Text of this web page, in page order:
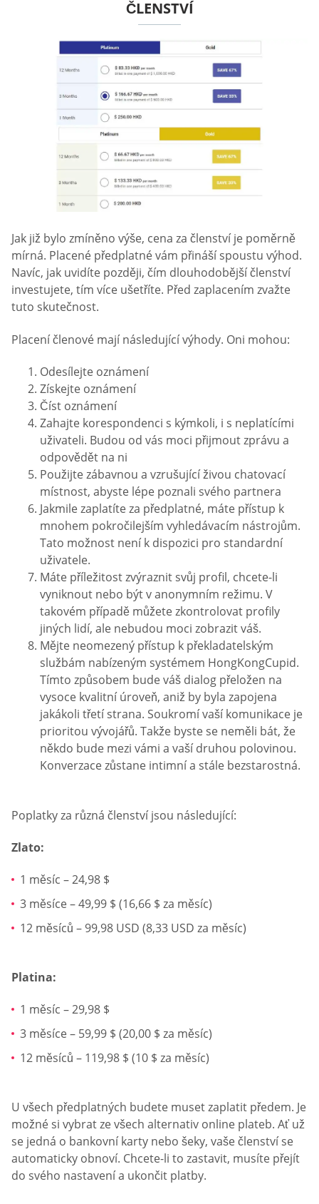
ČLENSTVÍ
Jak již bylo zmíněno výše, cena za členství je poměrně
mírná. Placené předplatné vám přináší spoustu výhod.
Navíc, jak uvidíte později, čím dlouhodobější členství
investujete, tím více ušetříte. Před zaplacením zvažte
tuto skutečnost.
Placení členové mají následující výhody. Oni mohou:
Odesílejte oznámení
Získejte oznámení
Číst oznámení
Zahajte korespondenci s kýmkoli, i s neplatícími
uživateli. Budou od vás moci přijmout zprávu a
odpovědět na ni
Použijte zábavnou a vzrušující živou chatovací
místnost, abyste lépe poznali svého partnera
Jakmile zaplatíte za předplatné, máte přístup k
mnohem pokročilejším vyhledávacím nástrojům.
Tato možnost není k dispozici pro standardní
uživatele.
Máte příležitost zvýraznit svůj profil, chcete-li
vyniknout nebo být v anonymním režimu. V
takovém případě můžete zkontrolovat profily
jiných lidí, ale nebudou moci zobrazit váš.
Mějte neomezený přístup k překladatelským
službám nabízeným systémem HongKongCupid.
Tímto způsobem bude váš dialog přeložen na
vysoce kvalitní úroveň, aniž by byla zapojena
jakákoli třetí strana. Soukromí vaší komunikace je
prioritou vývojářů. Takže byste se neměli bát, že
někdo bude mezi vámi a vaší druhou polovinou.
Konverzace zůstane intimní a stále bezstarostná.
Poplatky za různá členství jsou následující:
Zlato:
1 měsíc – 24,98 $
3 měsíce – 49,99 $ (16,66 $ za měsíc)
12 měsíců – 99,98 USD (8,33 USD za měsíc)
Platina:
1 měsíc – 29,98 $
3 měsíce – 59,99 $ (20,00 $ za měsíc)
12 měsíců – 119,98 $ (10 $ za měsíc)
U všech předplatných budete muset zaplatit předem. Je
možné si vybrat ze všech alternativ online plateb. Ať už
se jedná o bankovní karty nebo šeky, vaše členství se
automaticky obnoví. Chcete-li to zastavit, musíte přejít
do svého nastavení a ukončit platby.